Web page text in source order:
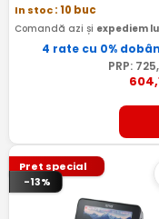
In stoc: 10 buc
Comandă azi și expediem
4 rate cu 0%
PRP: 725
604
Pret special
-13%